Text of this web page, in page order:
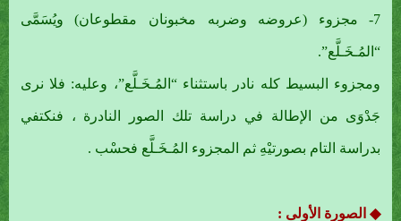
7- مجزوء (عروضه وضربه مخبونان مقطوعان) ويُسَمَّى
“المُـخَـلَّع”.
ومجزوء البسيط كله نادر باستثناء “المُـخَـلَّع”، وعليه: فلا نرى
جَدْوَى من الإطالة في دراسة تلك الصور النادرة ، فنكتفي
بدراسة التام بصورتيْهِ ثم المجزوء المُـخَـلَّع فحسْب .
◆ الصورة الأولى :